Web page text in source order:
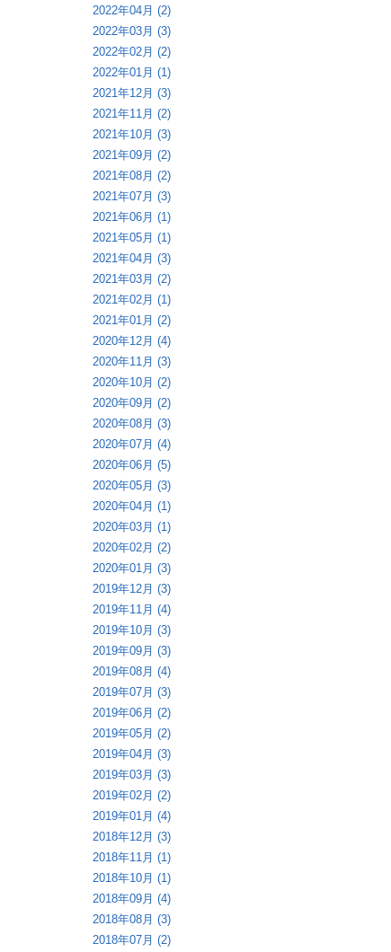
2022年04月 (2)
2022年03月 (3)
2022年02月 (2)
2022年01月 (1)
2021年12月 (3)
2021年11月 (2)
2021年10月 (3)
2021年09月 (2)
2021年08月 (2)
2021年07月 (3)
2021年06月 (1)
2021年05月 (1)
2021年04月 (3)
2021年03月 (2)
2021年02月 (1)
2021年01月 (2)
2020年12月 (4)
2020年11月 (3)
2020年10月 (2)
2020年09月 (2)
2020年08月 (3)
2020年07月 (4)
2020年06月 (5)
2020年05月 (3)
2020年04月 (1)
2020年03月 (1)
2020年02月 (2)
2020年01月 (3)
2019年12月 (3)
2019年11月 (4)
2019年10月 (3)
2019年09月 (3)
2019年08月 (4)
2019年07月 (3)
2019年06月 (2)
2019年05月 (2)
2019年04月 (3)
2019年03月 (3)
2019年02月 (2)
2019年01月 (4)
2018年12月 (3)
2018年11月 (1)
2018年10月 (1)
2018年09月 (4)
2018年08月 (3)
2018年07月 (2)